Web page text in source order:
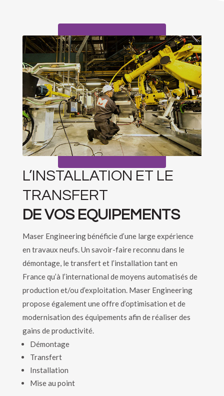
L’INSTALLATION ET LE
TRANSFERT
DE VOS EQUIPEMENTS
Maser Engineering bénéficie d’une large expérience
en travaux neufs. Un savoir-faire reconnu dans le
démontage, le transfert et l’installation tant en
France qu’à l’international de moyens automatisés de
production et/ou d’exploitation. Maser Engineering
propose également une offre d’optimisation et de
modernisation des équipements afin de réaliser des
gains de productivité.
Démontage
Transfert
Installation
Mise au point